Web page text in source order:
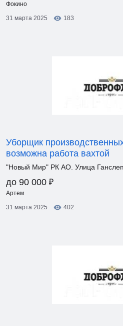
Фокино
31 марта 2025
183
Уборщик
возможна работа вахтой
"Новый Мир" РК АО. Улица
до 90 000 ₽
Артем
31 марта 2025
402